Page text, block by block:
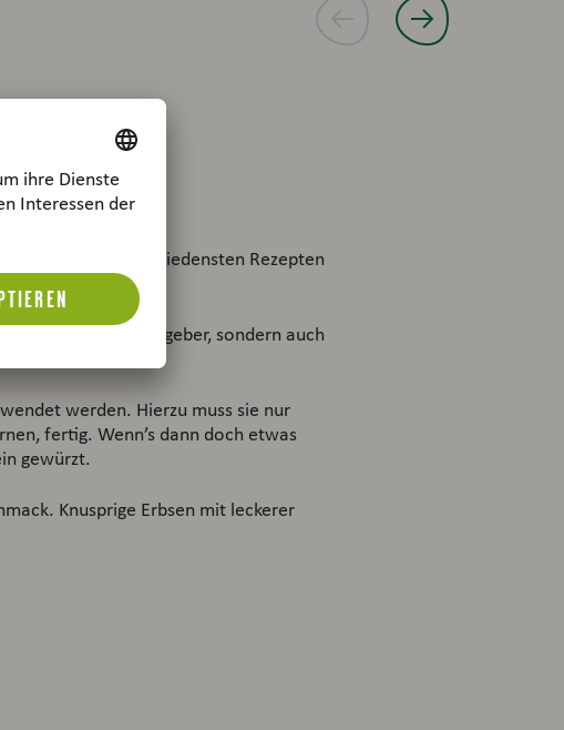
findet in den verschiedensten Rezepten
Geschmacksgeber, sondern auch
werden. Hierzu muss sie nur
fertig. Wenn’s dann doch etwas
gewürzt.
Knusprige Erbsen mit leckerer